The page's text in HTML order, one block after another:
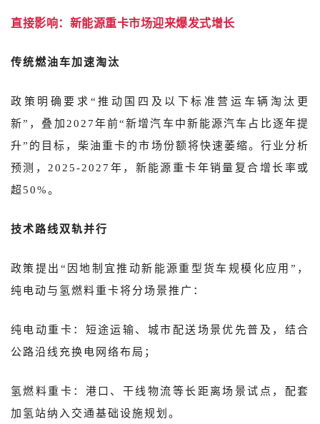
直接影响：新能源重卡市场迎来爆发式增长
传统燃油车加速淘汰
政策明确要求“推动国四及以下标准营运车辆淘汰更
新”，叠加2027年前“新增汽车中新能源汽车占比逐年提
升”的目标，柴油重卡的市场份额将快速萎缩。行业分析
预测，2025-2027年，新能源重卡年销量复合增长率或
超50%。
技术路线双轨并行
政策提出“因地制宜推动新能源重型货车规模化应用”，
纯电动与氢燃料重卡将分场景推广：
纯电动重卡：短途运输、城市配送场景优先普及，结合
公路沿线充换电网络布局；
氢燃料重卡：港口、干线物流等长距离场景试点，配套
加氢站纳入交通基础设施规划。